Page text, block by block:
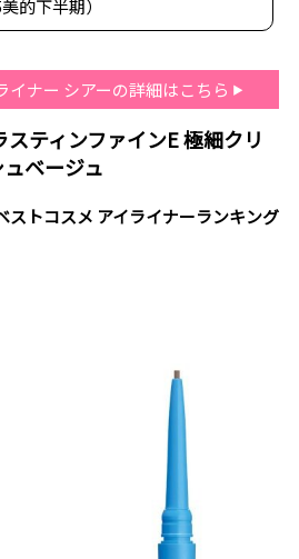
的下半期）
イナー シアーの詳細はこちら
ティンファインE 極細クリ
ベージュ
ストコスメ アイライナーランキング